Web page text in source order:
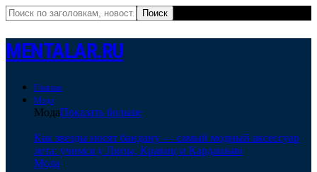
MENTALAR.RU
Главная
Мода
МодаПоказать больше
Как звезды носят бандану — самый модный аксессуар
лета: учимся у Липы, Кравиц и Кардашьян
Мода